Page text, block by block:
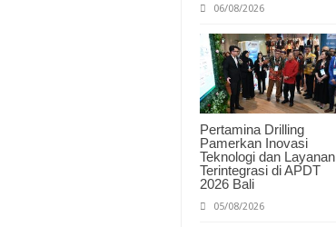
06/08/2026
Pertamina Drilling
Pamerkan Inovasi
Teknologi dan Layanan
Terintegrasi di APDT
2026 Bali
05/08/2026